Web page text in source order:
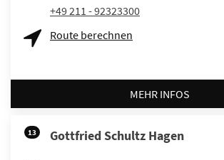
+49 211 - 92323300
Route berechnen
MEHR INFOS
13 Gottfried Schultz Hagen